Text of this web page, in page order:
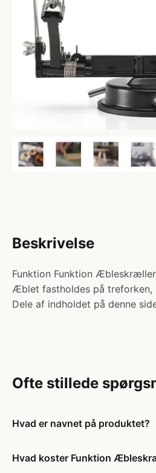
Beskrivelse
Funktion Funktion
Æblet fastholdes på treforken,
Dele af indholdet på denne
Ofte stillede
Hvad er navnet på produktet?
Hvad koster Funktion